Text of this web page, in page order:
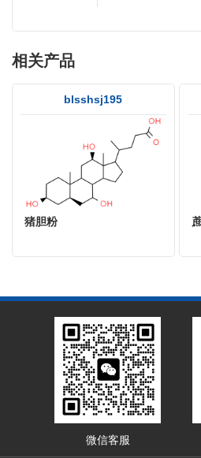
相关产品
blsshsj195
猪胆粉
微信客服